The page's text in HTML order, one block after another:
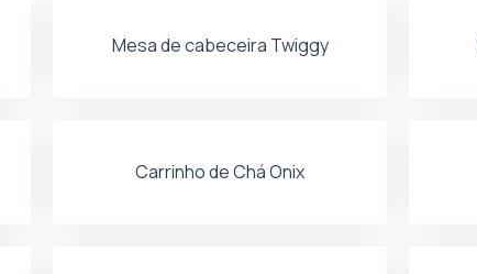
Mesa de cabeceira Twiggy
Carrinho de Chá Onix